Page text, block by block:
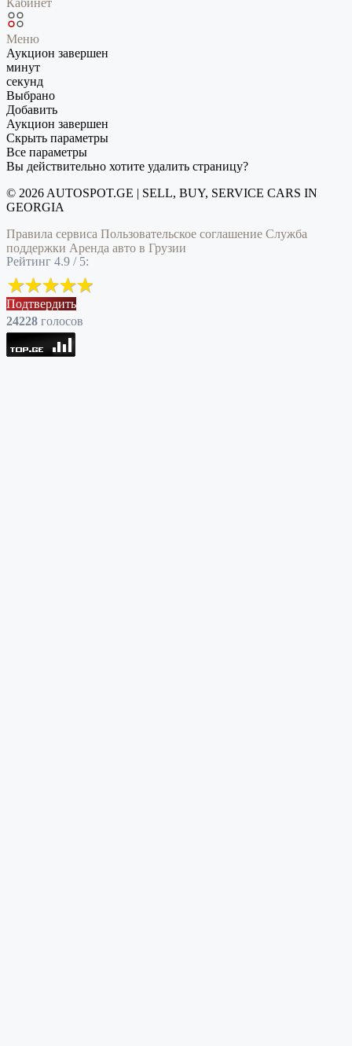
Кабинет
Меню
Аукцион завершен
минут
секунд
Выбрано
Добавить
Аукцион завершен
Скрыть параметры
Все параметры
Вы действительно хотите удалить страницу?
© 2026 AUTOSPOT.GE | SELL, BUY, SERVICE CARS IN
GEORGIA
Правила сервиса Пользовательское соглашение Служба
поддержки Аренда авто в Грузии
Рейтинг 4.9 / 5:
Подтвердить
24228 голоcов